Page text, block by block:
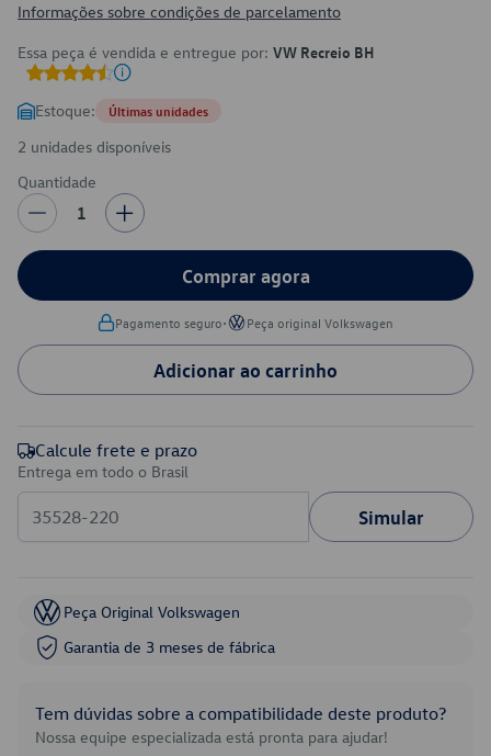
Informações sobre condições de parcelamento
Essa peça é vendida e entregue por: VW Recreio BH
Estoque: Últimas unidades
2 unidades disponíveis
Quantidade
1
Comprar agora
Pagamento seguro• Peça original Volkswagen
Adicionar ao carrinho
Calcule frete e prazo
Entrega em todo o Brasil
Simular
Peça Original Volkswagen
Garantia de 3 meses de fábrica
Tem dúvidas sobre a compatibilidade deste produto?
Nossa equipe especializada está pronta para ajudar!